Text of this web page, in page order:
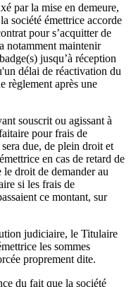
par la mise en demeure,
société émettrice accorde
pour s’acquitter de
notamment maintenir
jusqu’à réception
délai de réactivation du
règlement après une
souscrit ou agissant à
pour frais de
due, de plein droit et
en cas de retard de
le droit de demander au
si les frais de
ce montant, sur
judiciaire, le Titulaire
les sommes
proprement dite.
du fait que la société